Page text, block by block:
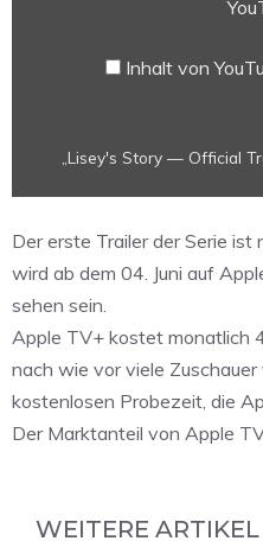
Inhalt von
„Lisey's Story — Official
Der erste Trailer der Serie ist
wird ab dem 04. Juni auf
sehen sein.
Apple TV+ kostet monatlich
nach wie vor viele
kostenlosen Probezeit, die
Der Marktanteil von Apple
WEITERE ARTIKEL